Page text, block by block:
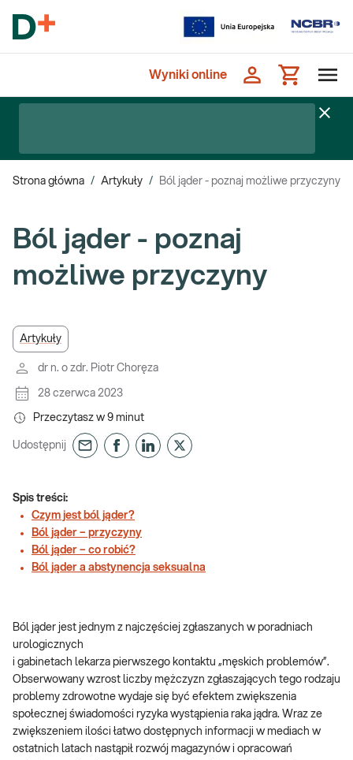
Wyniki online
Strona główna / Artykuły / Ból jąder - poznaj możliwe przyczyny
Ból jąder - poznaj
możliwe przyczyny
Artykuły
dr n. o zdr. Piotr Choręza
28 czerwca 2023
Przeczytasz w 9 minut
Udostępnij
Spis treści:
Czym jest ból jąder?
Ból jąder – przyczyny
Ból jąder – co robić?
Ból jąder a abstynencja seksualna
Ból jąder jest jednym z najczęściej zgłaszanych w poradniach
urologicznych
i gabinetach lekarza pierwszego kontaktu „męskich problemów”.
Obserwowany wzrost liczby mężczyzn zgłaszających tego rodzaju
problemy zdrowotne wydaje się być efektem zwiększenia
społecznej świadomości ryzyka wystąpienia raka jądra. Wraz ze
zwiększeniem ilości łatwo dostępnych informacji w mediach w
ostatnich latach nastąpił rozwój magazynów i opracowań